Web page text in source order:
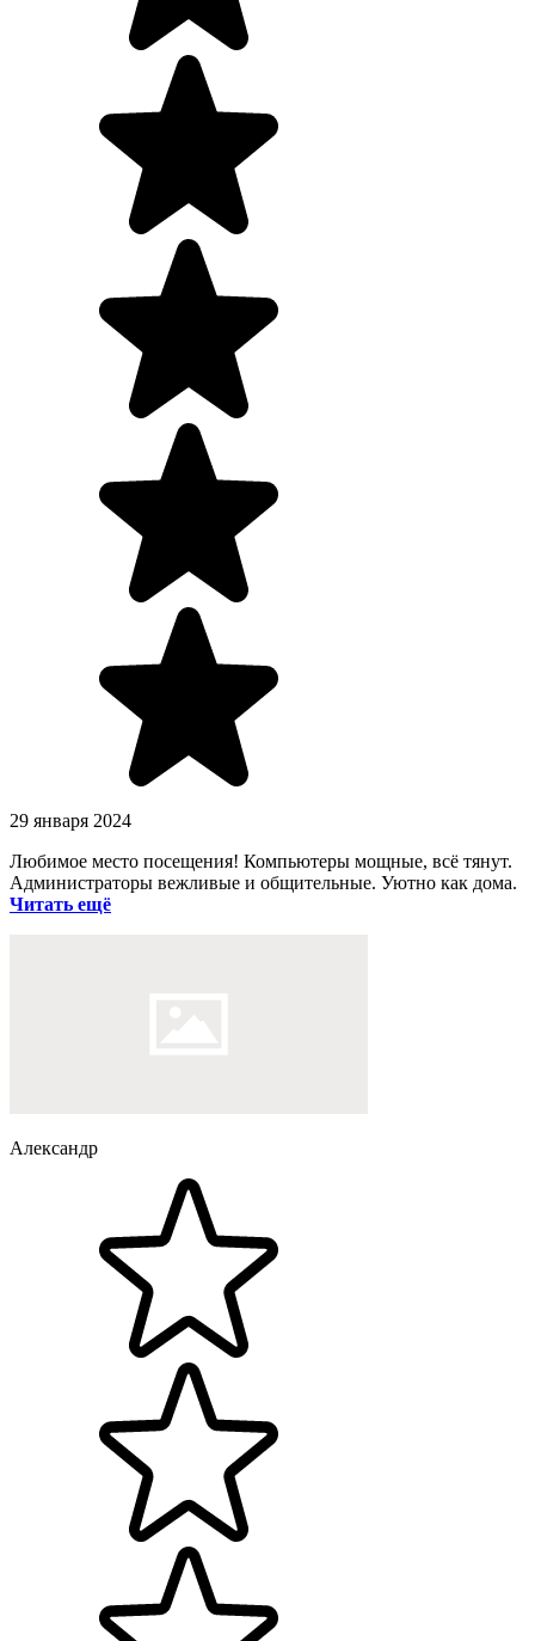
29 января 2024
Любимое место посещения! Компьютеры мощные, всё тянут.
Администраторы вежливые и общительные. Уютно как дома.
Читать ещё
Александр